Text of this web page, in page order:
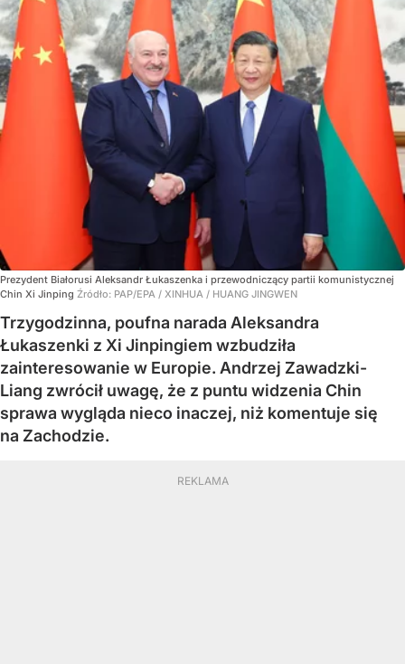
Prezydent Białorusi Aleksandr Łukaszenka i przewodniczący partii komunistycznej
Chin Xi Jinping Źródło: PAP/EPA / XINHUA / HUANG JINGWEN
Trzygodzinna, poufna narada Aleksandra
Łukaszenki z Xi Jinpingiem wzbudziła
zainteresowanie w Europie. Andrzej Zawadzki-
Liang zwrócił uwagę, że z puntu widzenia Chin
sprawa wygląda nieco inaczej, niż komentuje się
na Zachodzie.